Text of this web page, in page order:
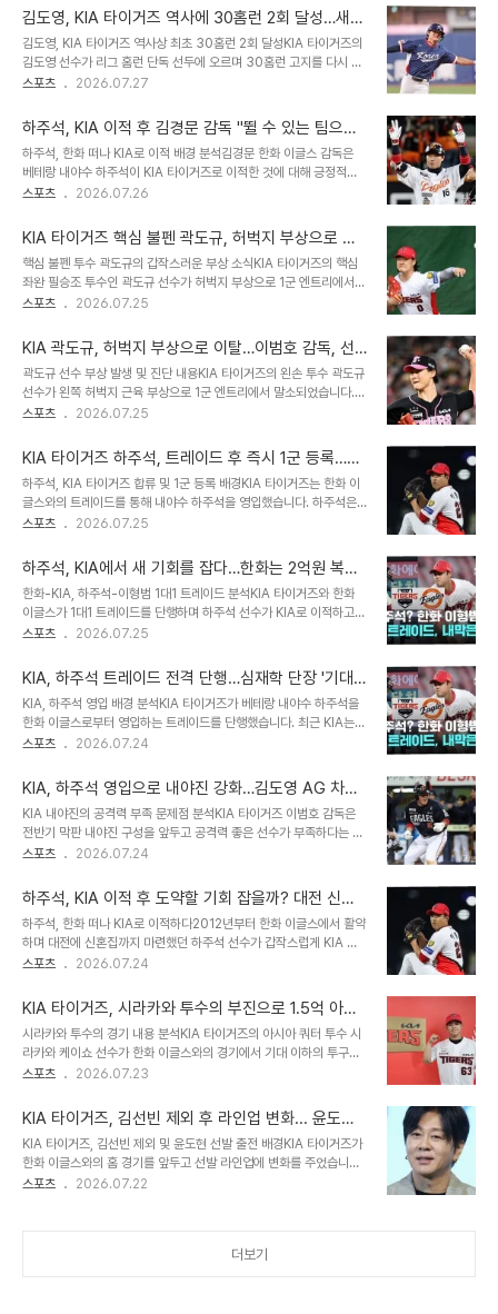
를 고려한 부상 재발 위험도를 판단하..
선이 올러의 공을 잘 공략했기 때문으로 분석됩니다. 감독의 올러에 대
한 신뢰와 향후 전망이범호 KIA 감독은 올러의 몸 상태에 문제가 없다
고 밝히며, 다음 등판에서 좋은 모습을 보여줄 것으로 기대하고 있습니
다. 감독은 올러가 없으면 선발 로테이션 운영이 어렵다는 점을 강조하
며, 현재의 부진은 일시적인 것으로 판단하고 있습니다. 긍정적인 전망
단 변화부상에서 회복..
김도영, KIA 타이거즈 역사에 30홈런 2회 달성…새로
운 전설을 쓰다
김도영, KIA 타이거즈 역사상 최초 30홈런 2회 달성KIA 타이거즈의
김도영 선수가 리그 홈런 단독 선두에 오르며 30홈런 고지를 다시 밟
았습니다. 이는 2024년 이후 2년 만의 쾌거입니다. 놀랍게도 KIA 타
음입니다. 과거 타이거즈 거포들도 이루지 못한 대기록김성한, 이종범,
김상현, 최희섭 등 과거 타이거즈를 대표했던 많은 거포들도 단 한 번
의 30홈런 기록에 그쳤습니다. 김도영 선수는 이러한 전설적인 선수
들도 이루지 못한 새로운 역사를 창조했습니다. 이는 김도영 선수의 뛰
어난 기량과 꾸준함을 증명하는 결과입니다. 챔피언스필드 홈런 신기
을 기록하며 역대..
스포츠 2026.07.27
하주석, KIA 이적 후 김경문 감독 "뛸 수 있는 팀으로
가길 바란다" 격려
하주석, 한화 떠나 KIA로 이적 배경 분석김경문 한화 이글스 감독은
베테랑 내야수 하주석이 KIA 타이거즈로 이적한 것에 대해 긍정적인
입장을 밝혔습니다. 현재 한화 1군에 2루수 자원이 충분하여 하주석이
판단했습니다. 이러한 결정은 하주석의 선수 생명 연장과 팀 전력 강화
를 동시에 고려한 결과입니다. 하주석의 한화 시절 활약과 이적 결정
요인하주석은 과거 한화의 주전 2루수로 활약하며 팀의 준우승에 기
여했으나, 2026시즌에는 타격 부진과 경쟁 심화로 인해 1군에서 입
지가 좁아졌습니다. 특히 심우준의 영입과 이도윤, 황영묵, 정은원 등
이에 한화는 팀 불펜 상황 ..
스포츠 2026.07.26
KIA 타이거즈 핵심 불펜 곽도규, 허벅지 부상으로 전
열 이탈... 마운드 운용 비상
핵심 불펜 투수 곽도규의 갑작스러운 부상 소식KIA 타이거즈의 핵심
좌완 필승조 투수인 곽도규 선수가 허벅지 부상으로 1군 엔트리에서
말소되었습니다. 곽도규 선수는 전날 경기 투구 후 불편함을 느껴 병원
간 휴식을 취하며 재검진을 받을 예정입니다. 곽도규 선수의 올 시즌
활약상 및 이전 부상 이력곽도규 선수는 올 시즌 24경기에 등판하여 1
승 무패 7홀드 평균자책점 2.12의 뛰어난 성적을 기록하며 팀의 마운
드에 크게 기여했습니다. 지난 시즌에는 팔꿈치 수술로 인해 장기간 이
탈했다가 약 1년 1개월 만에 복귀하여 좋은 활약을 펼쳐왔습니다. 하지
수 이탈이 KI..
스포츠 2026.07.25
KIA 곽도규, 허벅지 부상으로 이탈…이범호 감독, 선
발 구상 급선회
곽도규 선수 부상 발생 및 진단 내용KIA 타이거즈의 왼손 투수 곽도규
선수가 왼쪽 허벅지 근육 부상으로 1군 엔트리에서 말소되었습니다.
구단은 곽도규 선수가 검진 결과 왼쪽 내전근 손상 소견을 받았으며, 2
탈이 불가피할 것으로 예상됩니다. 팀 전력 및 마운드 운영 계획에 미
치는 영향올 시즌 필승조의 한 축을 담당했던 곽도규 선수의 이탈은 5
강 싸움을 벌이는 KIA에 큰 타격이 될 것입니다. 곽도규 선수는 올 시
즌 24경기에서 1승 7홀드 평균자책점 2.12를 기록하며 활약했습니
다. 이에 따라 이범호 감독은 기존의 선발 및 불펜 운영 계획을 전면 수
방안곽..
스포츠 2026.07.25
KIA 타이거즈 하주석, 트레이드 후 즉시 1군 등록…감
독은 신중론 펼쳐
하주석, KIA 타이거즈 합류 및 1군 등록 배경KIA 타이거즈는 한화 이
글스와의 트레이드를 통해 내야수 하주석을 영입했습니다. 하주석은
곧바로 1군에 등록되어 팀에 합류했습니다. 이는 팀의 전력 강화와 새
결정과 이유이범호 감독은 하주석의 즉각적인 선발 출전 대신 벤치 대
기 결정을 내렸습니다. 2군에서 두 달간의 공백 후 곧바로 상대 팀 에
이스 투수를 상대하는 것은 선수에게 부담이 될 수 있다는 점을 고려한
결정입니다. 이는 선수 보호와 팀의 전략적 판단이 결합된 결과입니다.
하주석의 포지션 및 향후 활용 방안하주석은 1루를 제외한 내야 전 포
수 포지션에서의 ..
스포츠 2026.07.25
하주석, KIA에서 새 기회를 잡다…한화는 2억원 복권,
KIA는 주전·멀티 포지션·대타까지 노린다
한화-KIA, 하주석-이형범 1대1 트레이드 분석KIA 타이거즈와 한화
이글스가 1대1 트레이드를 단행하며 하주석 선수가 KIA로 이적하고
이형범 선수가 한화로 오게 되었습니다. 이번 트레이드는 하주석 선수
이드를 통해 큰 재미를 볼 가능성이 높습니다. 하주석, KIA에서 주전
유격수 및 2루수 경쟁 가능성한화에서 1군 기회를 잡기 어려웠던 하주
석 선수는 KIA에서 주전 유격수 또는 2루수로 활약할 수 있는 잠재력
을 지니고 있습니다. KIA는 박찬호 선수 이적 후 유격수 자리에 어려
움을 겪어왔으며, 김선빈 선수의 부진으로 2루수 자리도 경쟁이 필요
해 줄 것으로 기..
스포츠 2026.07.25
KIA, 하주석 트레이드 전격 단행…심재학 단장 '기대
만큼의 활약이 관건'
KIA, 하주석 영입 배경 분석KIA 타이거즈가 베테랑 내야수 하주석을
한화 이글스로부터 영입하는 트레이드를 단행했습니다. 최근 KIA는
주축 선수들의 부상과 체력 부담으로 중앙 내야진 운영에 어려움을 겪
계가 맞아떨어지면서 트레이드가 성사되었습니다. 트레이드 결정 과
정 및 하주석의 현재 상태심재학 KIA 단장은 트레이드 결정이 당일 경
기 중에 이루어졌다고 밝혔습니다. 김선빈 선수의 체력적 어려움과 박
민 선수의 부상으로 경험 있는 내야수 보강의 필요성을 크게 느꼈다고
설명했습니다. 하주석 선수는 2군에서 꾸준히 실전 감각을 유지하며
력 및 향후 전망하주석은 프로 데..
스포츠 2026.07.24
KIA, 하주석 영입으로 내야진 강화…김도영 AG 차출
대비 및 공격력 보강 기대
KIA 내야진의 공격력 부족 문제점 분석KIA 타이거즈 이범호 감독은
전반기 막판 내야진 구성을 앞두고 공격력 좋은 선수가 부족하다는 점
을 아쉬워했습니다. 베테랑 김선빈 선수는 부진을 겪고 있으며, 윤도현
루수로 자리 잡고 있지만, 아직 경험이 부족한 선수입니다. 하주석 영
입을 통한 내야진 경쟁력 강화 방안중앙 내야의 화력 부족 문제를 해결
하기 위해 KIA는 하주석 선수를 주목하고 있습니다. 하주석 선수는 1
루를 제외한 내야 전 포지션을 소화할 수 있으며, 검증된 공격력을 갖
춘 선수입니다. 지난해 주전 2루수로 활약했으며, 올해 퓨처스리그에
스톤 콤비를 이루거나, 김도영..
스포츠 2026.07.24
하주석, KIA 이적 후 도약할 기회 잡을까? 대전 신혼
집 두고 새로운 도전
하주석, 한화 떠나 KIA로 이적하다2012년부터 한화 이글스에서 활약
하며 대전에 신혼집까지 마련했던 하주석 선수가 갑작스럽게 KIA 타
이거즈로 이적하게 되었습니다. 이는 2024년 시즌 트레이드 마감 시
서 자신의 기량을 펼칠 기회를 얻게 되었습니다. KIA, 유격수 공백 메
우고 전력 강화 나서다KIA 타이거즈는 FA로 팀을 떠난 박찬호 선수의
유격수 공백을 메우기 위해 하주석 선수를 영입했습니다. 하주석 선수
는 2루와 유격수를 모두 소화할 수 있는 다재다능한 선수로, 풍부한 1
군 경험을 바탕으로 팀 전력에 큰 보탬이 될 것으로 기대됩니다. 이번
형범 영입으로..
스포츠 2026.07.24
KIA 타이거즈, 시라카와 투수의 부진으로 1.5억 아시
아 쿼터 투수 교체 고려해야 할까?
시라카와 투수의 경기 내용 분석KIA 타이거즈의 아시아 쿼터 투수 시
라카와 케이쇼 선수가 한화 이글스와의 경기에서 기대 이하의 투구를
선보였습니다. 시라카와 선수는 3이닝 동안 5피안타(1피홈런) 3사사
습니다. 이는 팀의 기대치에 미치지 못하는 성적으로, 향후 투수 운영
에 대한 고민을 안겨주고 있습니다. 부진의 원인과 경기 흐름시라카와
선수는 경기 초반에는 안정적인 모습을 보였으나, 3회초부터 흔들리
기 시작했습니다. 특히 3회초에는 1타점 적시타와 투런 홈런을 허용하
며 대량 실점의 빌미를 제공했습니다. 4회초에는 볼넷과 수비 실책이
스포츠 2026.07.23
KIA 타이거즈, 김선빈 제외 후 라인업 변화... 윤도현
2루수 선발 출격
KIA 타이거즈, 김선빈 제외 및 윤도현 선발 출전 배경KIA 타이거즈가
한화 이글스와의 홈 경기를 앞두고 선발 라인업에 변화를 주었습니다.
김선빈 선수의 불편감으로 인해 윤도현 선수가 2루수로 선발 출전하
해야 하는 시점에 놓였습니다. 이범호 감독은 윤도현 선수의 컨디션 점
스포츠 2026.07.22
더보기